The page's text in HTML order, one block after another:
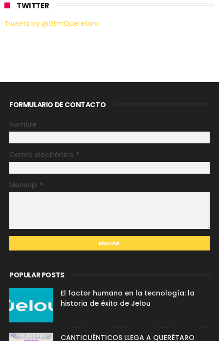
TWITTER
Tweets by @DtmQueretaro
FORMULARIO DE CONTACTO
Nombre
Correo electrónico *
Mensaje *
POPULAR POSTS
El factor humano en la tecnología: la
historia de éxito de Jelou
CANTICUÉNTICOS LLEGA A QUERÉTARO